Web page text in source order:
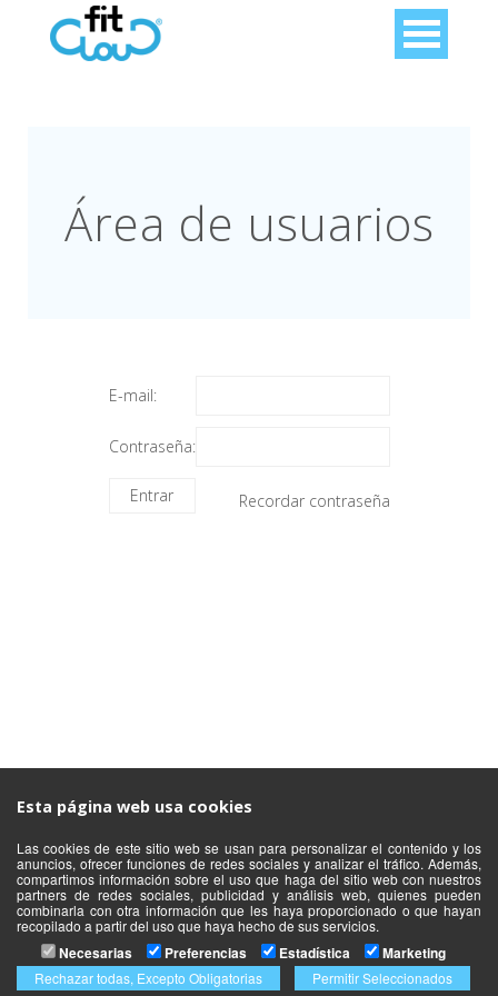
Área de usuarios
E-mail:
Contraseña:
Recordar contraseña
Copyright © 2016 Fit Cloud. Powered by
Esta página web usa cookies
Las cookies de este sitio web se usan para personalizar el contenido y los
anuncios, ofrecer funciones de redes sociales y analizar el tráfico. Además,
compartimos información sobre el uso que haga del sitio web con nuestros
partners de redes sociales, publicidad y análisis web, quienes pueden
combinarla con otra información que les haya proporcionado o que hayan
recopilado a partir del uso que haya hecho de sus servicios.
Necesarias Preferencias Estadística Marketing